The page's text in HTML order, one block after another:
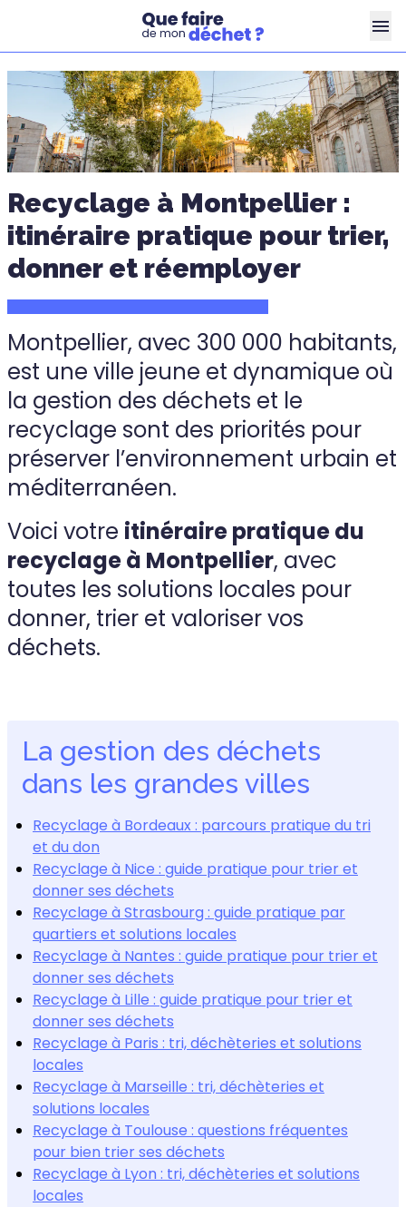
Recyclage à Montpellier :
itinéraire pratique pour trier,
donner et réemployer
Montpellier, avec 300 000 habitants,
est une ville jeune et dynamique où
la gestion des déchets et le
recyclage sont des priorités pour
préserver l’environnement urbain et
méditerranéen.
Voici votre itinéraire pratique du
recyclage à Montpellier, avec
toutes les solutions locales pour
donner, trier et valoriser vos
déchets.
La gestion des déchets
dans les grandes villes
Recyclage à Bordeaux : parcours pratique du tri
et du don
Recyclage à Nice : guide pratique pour trier et
donner ses déchets
Recyclage à Strasbourg : guide pratique par
quartiers et solutions locales
Recyclage à Nantes : guide pratique pour trier et
donner ses déchets
Recyclage à Lille : guide pratique pour trier et
donner ses déchets
Recyclage à Paris : tri, déchèteries et solutions
locales
Recyclage à Marseille : tri, déchèteries et
solutions locales
Recyclage à Toulouse : questions fréquentes
pour bien trier ses déchets
Recyclage à Lyon : tri, déchèteries et solutions
locales